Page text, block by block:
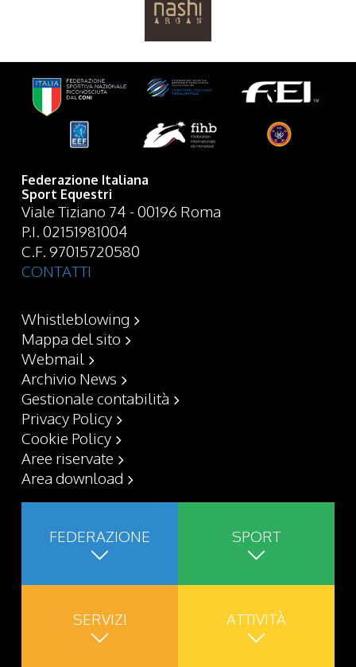
Federazione Italiana
Sport Equestri
Viale Tiziano 74 - 00196 Roma
P.I. 02151981004
C.F. 97015720580
CONTATTI
Whistleblowing
Mappa del sito
Webmail
Archivio News
Gestionale contabilità
Privacy Policy
Cookie Policy
Aree riservate
Area download
FEDERAZIONE SPORT
SERVIZI ATTIVITÀ